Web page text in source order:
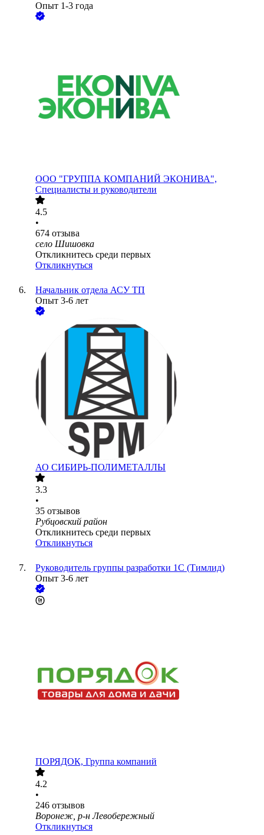
Опыт 1-3 года
ООО "ГРУППА КОМПАНИЙ ЭКОНИВА",
Специалисты и руководители
4.5
•
674 отзыва
село Шишовка
Откликнитесь среди первых
Откликнуться
Начальник отдела АСУ ТП
Опыт 3-6 лет
АО СИБИРЬ-ПОЛИМЕТАЛЛЫ
3.3
•
35 отзывов
Рубцовский район
Откликнитесь среди первых
Откликнуться
Руководитель группы разработки 1С (Тимлид)
Опыт 3-6 лет
ПОРЯДОК, Группа компаний
4.2
•
246 отзывов
Воронеж, р-н Левобережный
Откликнуться